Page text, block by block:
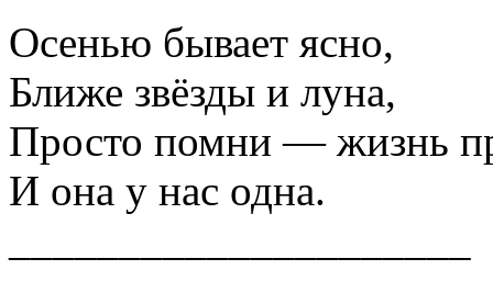
Осенью бывает ясно,
Ближе звёзды и луна,
Просто помни — жизнь
И она у нас одна.